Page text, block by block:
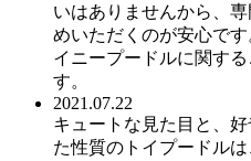
いはありませんから、
めいただくのが安心で
イニープードルに関す
す。
2021.07.22
キュートな見た目と、
た性質のトイプードル